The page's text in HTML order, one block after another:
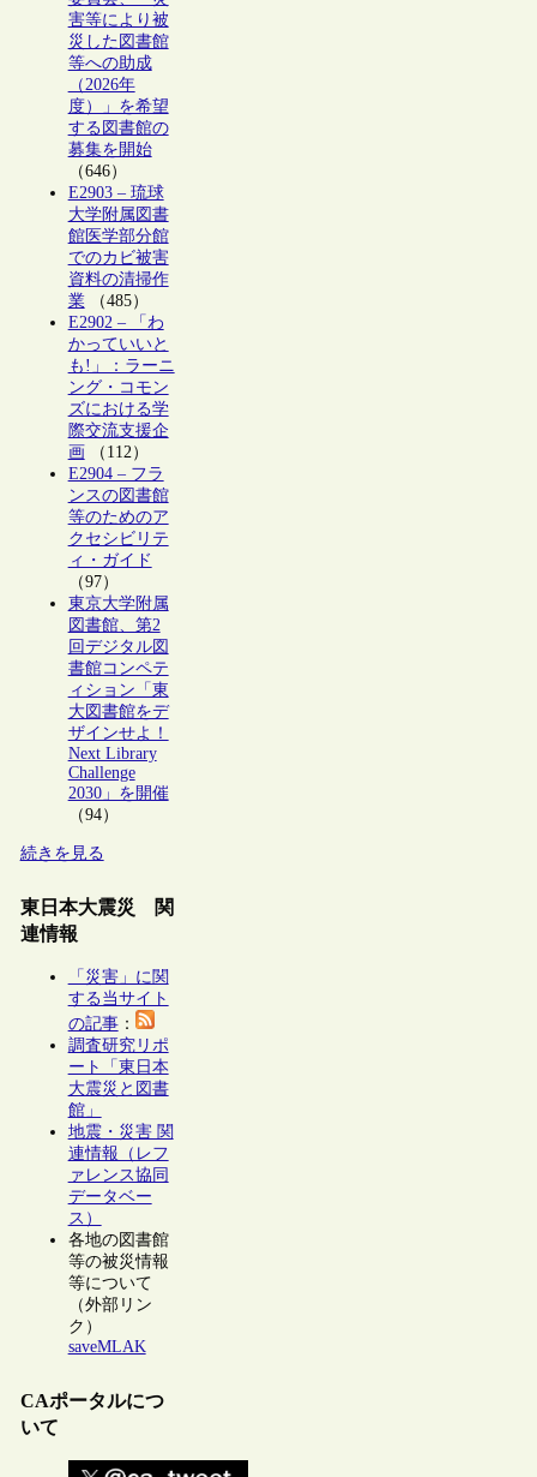
害等により被
災した図書館
等への助成
（2026年
度）」を希望
する図書館の
募集を開始
（646）
E2903 – 琉球
大学附属図書
館医学部分館
でのカビ被害
資料の清掃作
業（485）
E2902 – 「わ
かっていいと
も!」：ラーニ
ング・コモン
ズにおける学
際交流支援企
画 （112）
E2904 – フラ
ンスの図書館
等のためのア
クセシビリテ
ィ・ガイド
（97）
東京大学附属
図書館、第2
回デジタル図
書館コンペテ
ィション「東
大図書館をデ
ザインせよ！
Next Library
Challenge
2030」を開催
（94）
続きを見る
東日本大震災 関
連情報
「災害」に関
する当サイト
の記事：
調査研究リポ
ート「東日本
大震災と図書
館」
地震・災害 関
連情報（レフ
ァレンス協同
データベー
ス）
各地の図書館
等の被災情報
等について
（外部リン
ク）
saveMLAK
CAポータルにつ
いて